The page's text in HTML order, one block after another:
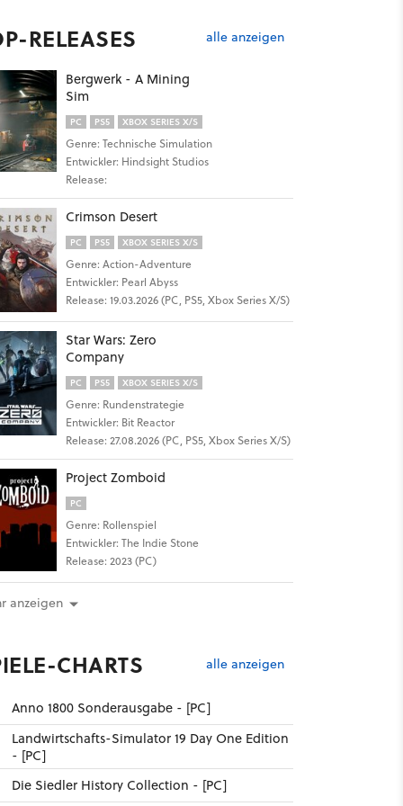
8
54
RELEASES alle anzeigen
Bergwerk - A Mining
Sim
PC PS5 XBOX SERIES X/S
Genre: Technische Simulation
Entwickler: Hindsight Studios
Release:
Crimson Desert
PC PS5 XBOX SERIES X/S
Genre: Action-Adventure
Entwickler: Pearl Abyss
Release: 19.03.2026 (PC, PS5, Xbox Series X/S)
Star Wars: Zero
Company
PC PS5 XBOX SERIES X/S
Genre: Rundenstrategie
Entwickler: Bit Reactor
Release: 27.08.2026 (PC, PS5, Xbox Series X/S)
Project Zomboid
PC
Genre: Rollenspiel
Entwickler: The Indie Stone
Release: 2023 (PC)
anzeigen
CHARTS alle anzeigen
Anno 1800 Sonderausgabe - [PC]
Landwirtschafts-Simulator 19 Day One Edition
- [PC]
Die Siedler History Collection - [PC]